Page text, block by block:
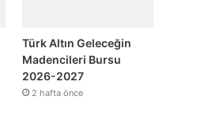
Türk Altın Geleceğin
Madencileri Bursu
2026-2027
2 hafta önce